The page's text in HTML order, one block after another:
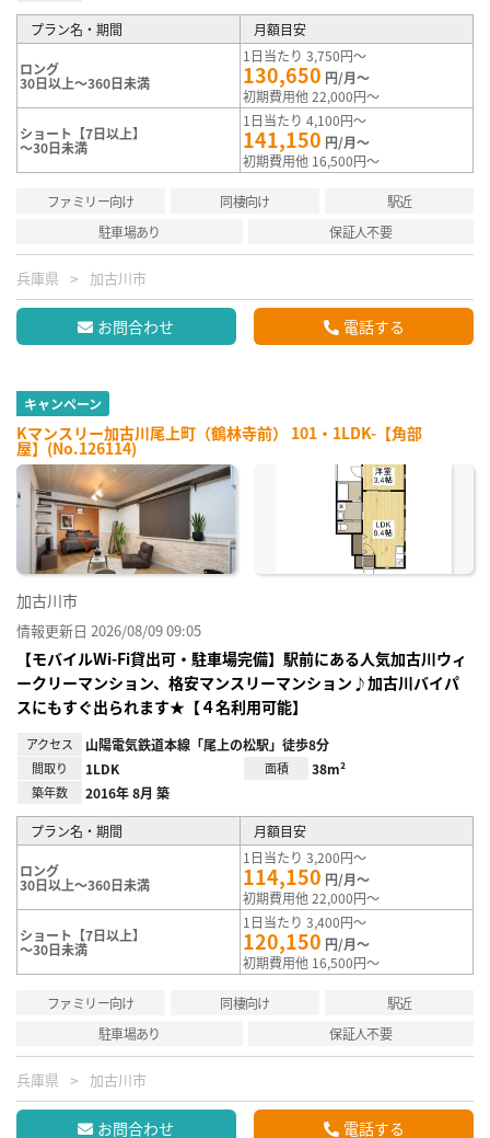
プラン名・期間 月額目安
ロング
30日以上～360日未満
1日当たり 3,750円～
130,650 円/月～
初期費用他 22,000円～
ショート【7日以上】
～30日未満
1日当たり 4,100円～
141,150 円/月～
初期費用他 16,500円～
ファミリー向け 同棲向け
駅近
駐車場あり
保証人不要
兵庫県 加古川市
お問合わせ 電話する
キャンペーン
Kマンスリー加古川尾上町（鶴林寺前） 101・1LDK-【角部
屋】(No.126114)
加古川市
情報更新日 2026/08/09 09:05
【モバイルWi-Fi貸出可・駐車場完備】駅前にある人気加古川ウィ
ークリーマンション、格安マンスリーマンション♪加古川バイパ
スにもすぐ出られます★【４名利用可能】
アクセス 山陽電気鉄道本線「尾上の松駅」徒歩8分
間取り 1LDK 面積 38m²
築年数 2016年 8月 築
プラン名・期間 月額目安
ロング
30日以上～360日未満
1日当たり 3,200円～
114,150 円/月～
初期費用他 22,000円～
ショート【7日以上】
～30日未満
1日当たり 3,400円～
120,150 円/月～
初期費用他 16,500円～
ファミリー向け 同棲向け
駅近
駐車場あり
保証人不要
兵庫県 加古川市
お問合わせ 電話する